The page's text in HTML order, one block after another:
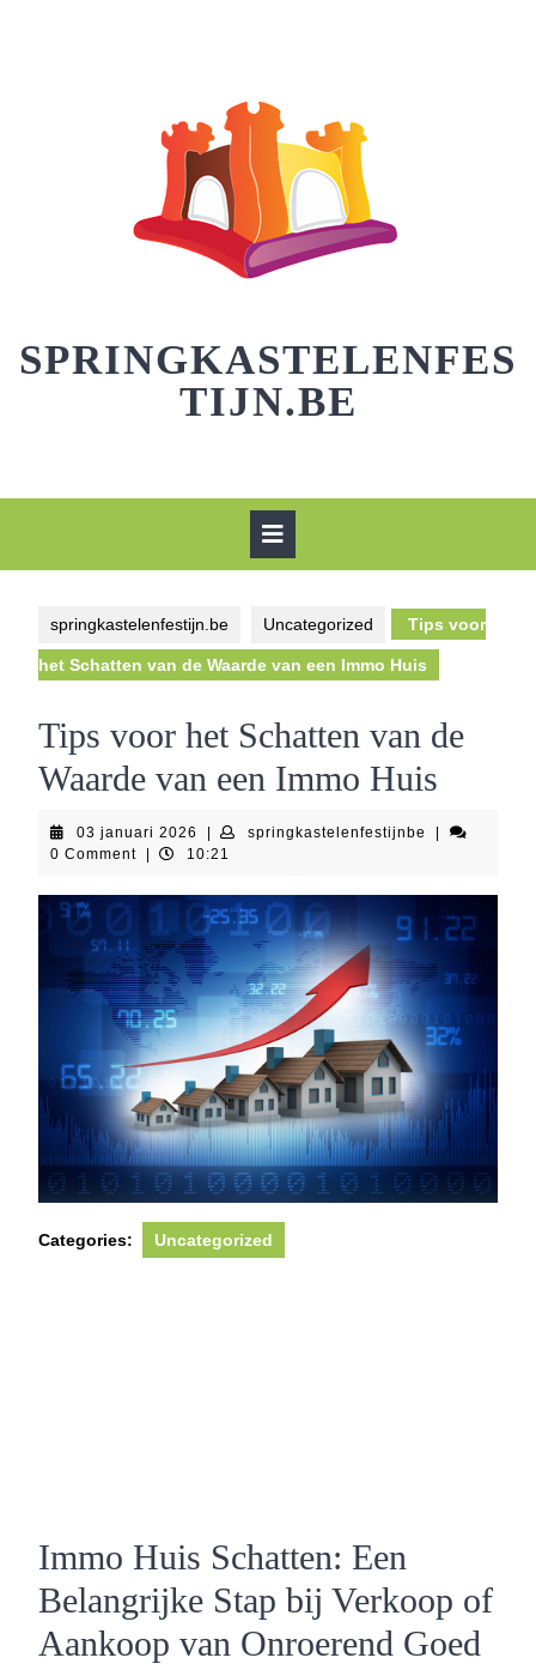
SPRINGKASTELENFES
TIJN.BE
springkastelenfestijn.be Uncategorized Tips voor
het Schatten van de Waarde van een Immo Huis
Tips voor het Schatten van de
Waarde van een Immo Huis
03 januari 2026 03
januari
springkastelenfestijnbe
0 Comment
10:21
Categories: Uncategorized
Immo Huis Schatten: Een
Belangrijke Stap bij Verkoop of
Aankoop van Onroerend Goed